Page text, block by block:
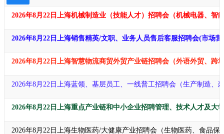
2026年8月22日上海机械制造业（技能人才）招聘会（机械电器、智
2026年8月22日上海销售精英/文职、业务人员售后客服招聘会(市场
2026年8月22日上海智慧物流商贸外贸产业链招聘会（外语外贸、跨
2026年8月22日上海蓝领、基层员工、一线普工招聘会（生产制造、
2026年8月22日上海重点产业链和中小企业招聘管理、技术人才及大
2026年8月22日上海生物医药/大健康产业招聘会（生物医药、食品保